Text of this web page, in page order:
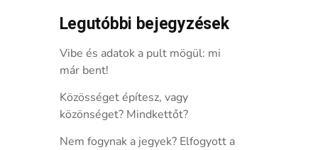
Legutóbbi bejegyzések
Vibe és adatok a pult mögül: mi
már bent!
Közösséget építesz, vagy
közönséget? Mindkettőt?
Nem fogynak a jegyek? Elfogyott a